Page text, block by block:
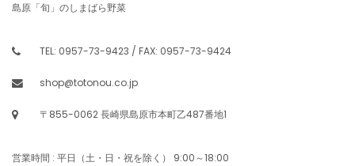
島原「旬」のしまばら野菜
TEL: 0957-73-9423 / FAX: 0957-73-9424
shop@totonou.co.jp
〒855-0062 長崎県島原市本町乙487番地1
営業時間 : 平日（土・日・祝を除く） 9:00～18:00